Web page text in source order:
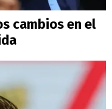
cambios en el